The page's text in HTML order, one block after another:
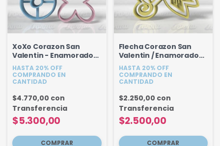
XoXo Corazon San
Valentin - Enamorados
Set x 3u
HASTA 20% OFF
COMPRANDO EN
CANTIDAD
$5.300,00
$4.770,00 con
Transferencia
Flecha Corazon San
Valentin / Enamorados
9 cm
HASTA 20% OFF
COMPRANDO EN
CANTIDAD
$2.500,00
$2.250,00 con
Transferencia